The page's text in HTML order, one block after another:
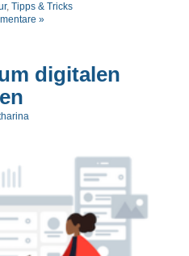
,Tipps & Tricks
»
digitalen